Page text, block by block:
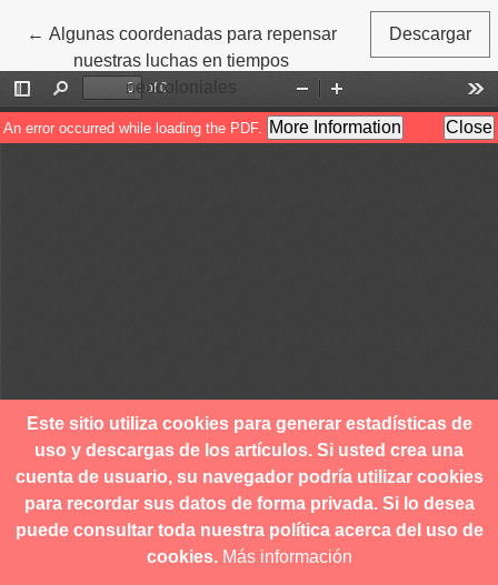
← Volver a los detalles del artículo
Algunas coordenadas para repensar
nuestras luchas en tiempos
neocoloniales
Descargar
Este sitio utiliza cookies para generar estadísticas de
uso y descargas de los artículos. Si usted crea una
cuenta de usuario, su navegador podría utilizar cookies
para recordar sus datos de forma privada. Si lo desea
puede consultar toda nuestra política acerca del uso de
cookies. Más información